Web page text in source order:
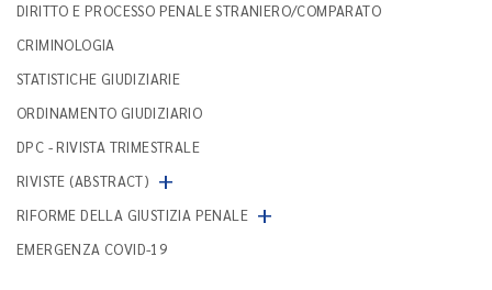
DIRITTO E PROCESSO PENALE STRANIERO/COMPARATO
CRIMINOLOGIA
STATISTICHE GIUDIZIARIE
ORDINAMENTO GIUDIZIARIO
DPC - RIVISTA TRIMESTRALE
RIVISTE (ABSTRACT) +
RIFORME DELLA GIUSTIZIA PENALE +
EMERGENZA COVID-19